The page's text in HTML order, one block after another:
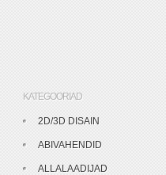
KATEGOORIAD
2D/3D DISAIN
ABIVAHENDID
ALLALAADIJAD